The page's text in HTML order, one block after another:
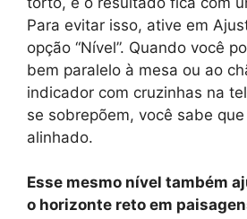
Para evitar isso, ative em
opção “Nível”. Quando você
bem paralelo à mesa ou ao
indicador com cruzinhas na
se sobrepõem, você sabe
alinhado.
Esse mesmo nível também
o horizonte reto em